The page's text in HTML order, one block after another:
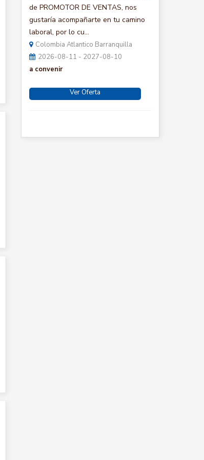
de PROMOTOR DE VENTAS, nos
gustaría acompañarte en tu camino
laboral, por lo cu...
Colombia Atlantico Barranquilla
2026-08-11 - 2027-08-10
a convenir
Ver Oferta